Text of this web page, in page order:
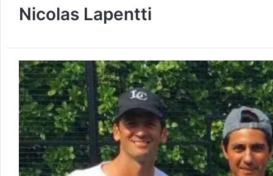
Nicolas Lapentti